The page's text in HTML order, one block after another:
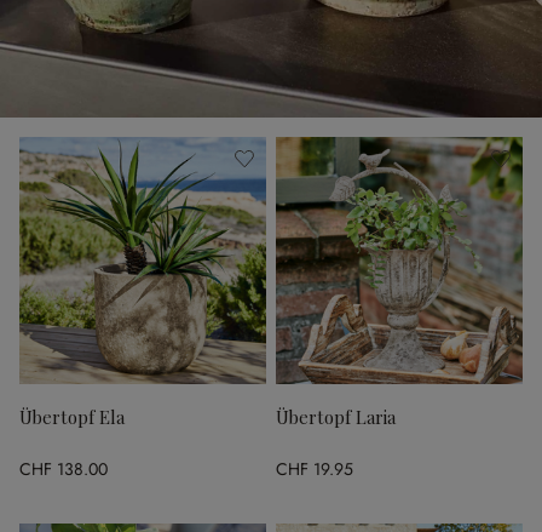
Übertopf Ela
CHF 138.00
Übertopf Laria
CHF 19.95